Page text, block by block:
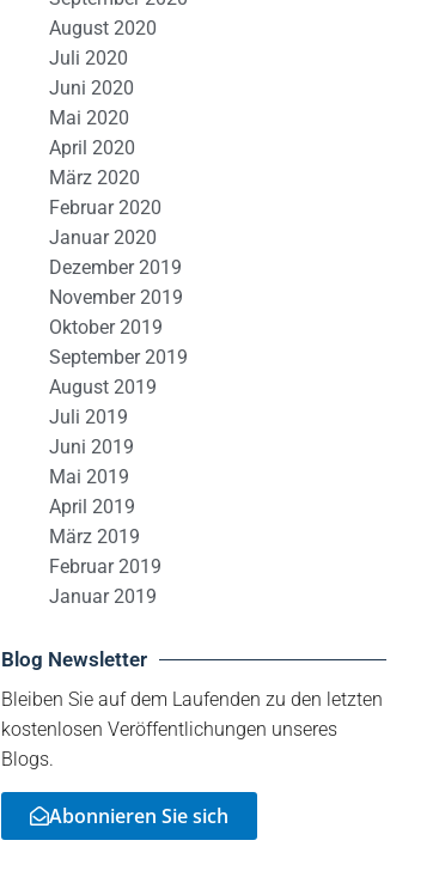
August 2020
Juli 2020
Juni 2020
Mai 2020
April 2020
März 2020
Februar 2020
Januar 2020
Dezember 2019
November 2019
Oktober 2019
September 2019
August 2019
Juli 2019
Juni 2019
Mai 2019
April 2019
März 2019
Februar 2019
Januar 2019
Blog Newsletter
Bleiben Sie auf dem Laufenden zu den letzten
kostenlosen Veröffentlichungen unseres
Blogs.
Abonnieren Sie sich